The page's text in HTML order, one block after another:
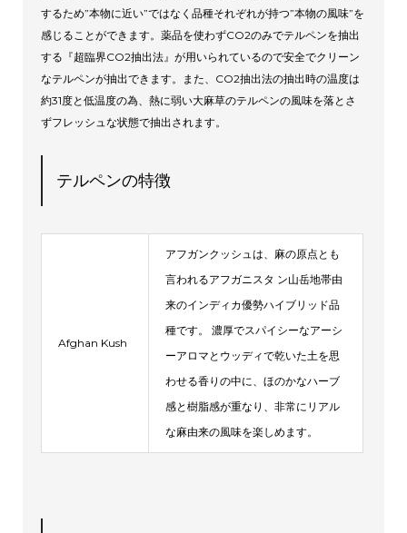
するため”本物に近い”ではなく品種それぞれが持つ”本物の風味”を
感じることができます。薬品を使わずCO2のみでテルペンを抽出
する『超臨界CO2抽出法』が用いられているので安全でクリーン
なテルペンが抽出できます。また、CO2抽出法の抽出時の温度は
約31度と低温度の為、熱に弱い大麻草のテルペンの風味を落とさ
ずフレッシュな状態で抽出されます。
テルペンの特徴
Afghan Kush
アフガンクッシュは、麻の原点とも
言われるアフガニスタ ン山岳地帯由
来のインディカ優勢ハイブリッド品
種です。 濃厚でスパイシーなアーシ
ーアロマとウッディで乾いた土を思
わせる香りの中に、ほのかなハーブ
感と樹脂感が重なり、非常にリアル
な麻由来の風味を楽しめます。